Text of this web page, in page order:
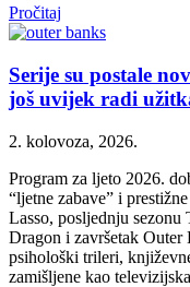
Pročitaj
Serije su postale
još uvijek radi
2. kolovoza, 2026.
Program za ljeto 2026.
“ljetne zabave” i
Lasso, posljednju sezonu
Dragon i završetak Outer
psihološki trileri,
zamišljene kao